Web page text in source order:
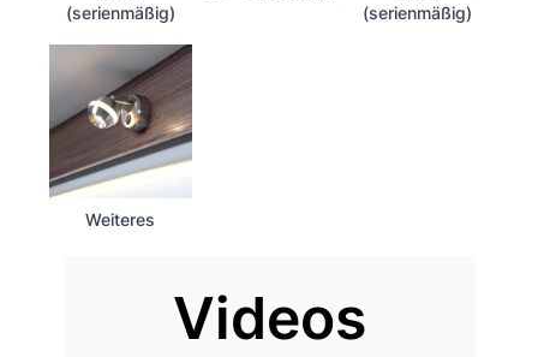
(serienmäßig)
(serienmäßig)
Weiteres
Videos